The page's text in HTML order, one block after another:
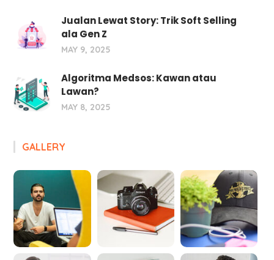
Jualan Lewat Story: Trik Soft Selling
ala Gen Z
MAY 9, 2025
Algoritma Medsos: Kawan atau
Lawan?
MAY 8, 2025
GALLERY